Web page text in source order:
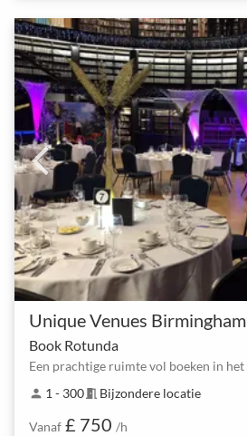
Unique Venues Birmingham
Book Rotunda
person 1 - 300meeting_room Bijzondere locatie
Vanaf £ 750 /h